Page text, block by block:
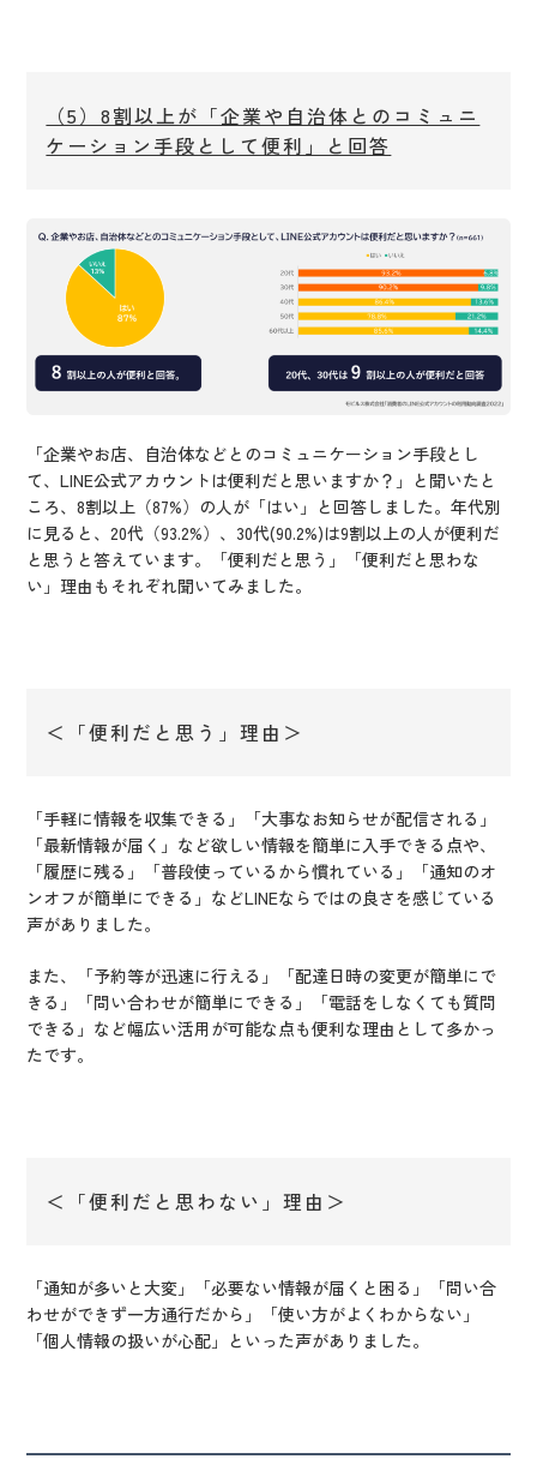
（5）8割以上が「企業や自治体とのコミュニ
ケーション手段として便利」と回答
「企業やお店、自治体などとのコミュニケーション手段とし
て、LINE公式アカウントは便利だと思いますか？」と聞いたと
ころ、8割以上（87%）の人が「はい」と回答しました。年代別
に見ると、20代（93.2%）、30代(90.2%)は9割以上の人が便利だ
と思うと答えています。「便利だと思う」「便利だと思わな
い」理由もそれぞれ聞いてみました。
＜「便利だと思う」理由＞
「手軽に情報を収集できる」「大事なお知らせが配信される」
「最新情報が届く」など欲しい情報を簡単に入手できる点や、
「履歴に残る」「普段使っているから慣れている」「通知のオ
ンオフが簡単にできる」などLINEならではの良さを感じている
声がありました。
また、「予約等が迅速に行える」「配達日時の変更が簡単にで
きる」「問い合わせが簡単にできる」「電話をしなくても質問
できる」など幅広い活用が可能な点も便利な理由として多かっ
たです。
＜「便利だと思わない」理由＞
「通知が多いと大変」「必要ない情報が届くと困る」「問い合
わせができず一方通行だから」「使い方がよくわからない」
「個人情報の扱いが心配」といった声がありました。